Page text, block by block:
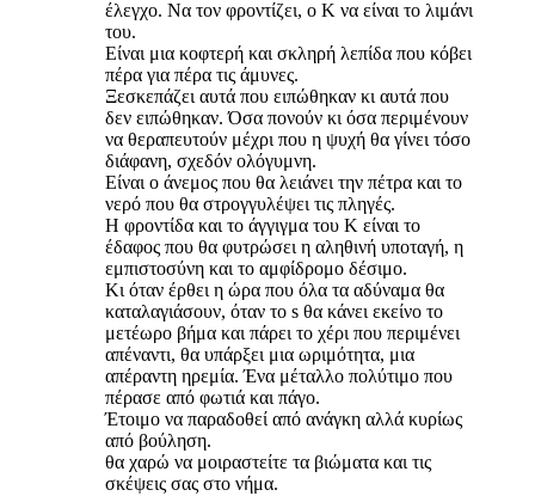
έλεγχο. Να τον φροντίζει, ο Κ να είναι το λιμάνι
του.
Είναι μια κοφτερή και σκληρή λεπίδα που κόβει
πέρα για πέρα τις άμυνες.
Ξεσκεπάζει αυτά που ειπώθηκαν κι αυτά που
δεν ειπώθηκαν. Όσα πονούν κι όσα περιμένουν
να θεραπευτούν μέχρι που η ψυχή θα γίνει τόσο
διάφανη, σχεδόν ολόγυμνη.
Είναι ο άνεμος που θα λειάνει την πέτρα και το
νερό που θα στρογγυλέψει τις πληγές.
Η φροντίδα και το άγγιγμα του Κ είναι το
έδαφος που θα φυτρώσει η αληθινή υποταγή, η
εμπιστοσύνη και το αμφίδρομο δέσιμο.
Κι όταν έρθει η ώρα που όλα τα αδύναμα θα
καταλαγιάσουν, όταν το s θα κάνει εκείνο το
μετέωρο βήμα και πάρει το χέρι που περιμένει
απέναντι, θα υπάρξει μια ωριμότητα, μια
απέραντη ηρεμία. Ένα μέταλλο πολύτιμο που
πέρασε από φωτιά και πάγο.
Έτοιμο να παραδοθεί από ανάγκη αλλά κυρίως
από βούληση.
θα χαρώ να μοιραστείτε τα βιώματα και τις
σκέψεις σας στο νήμα.